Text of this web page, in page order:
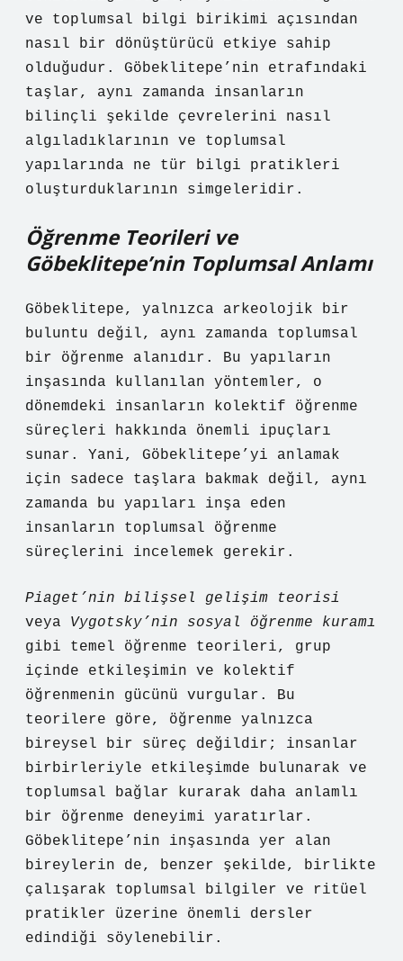
ve toplumsal bilgi birikimi açısından
nasıl bir dönüştürücü etkiye sahip
olduğudur. Göbeklitepe’nin etrafındaki
taşlar, aynı zamanda insanların
bilinçli şekilde çevrelerini nasıl
algıladıklarının ve toplumsal
yapılarında ne tür bilgi pratikleri
oluşturduklarının simgeleridir.
Öğrenme Teorileri ve
Göbeklitepe’nin Toplumsal Anlamı
Göbeklitepe, yalnızca arkeolojik bir
buluntu değil, aynı zamanda toplumsal
bir öğrenme alanıdır. Bu yapıların
inşasında kullanılan yöntemler, o
dönemdeki insanların kolektif öğrenme
süreçleri hakkında önemli ipuçları
sunar. Yani, Göbeklitepe’yi anlamak
için sadece taşlara bakmak değil, aynı
zamanda bu yapıları inşa eden
insanların toplumsal öğrenme
süreçlerini incelemek gerekir.
Piaget’nin bilişsel gelişim teorisi
veya Vygotsky’nin sosyal öğrenme kuramı
gibi temel öğrenme teorileri, grup
içinde etkileşimin ve kolektif
öğrenmenin gücünü vurgular. Bu
teorilere göre, öğrenme yalnızca
bireysel bir süreç değildir; insanlar
birbirleriyle etkileşimde bulunarak ve
toplumsal bağlar kurarak daha anlamlı
bir öğrenme deneyimi yaratırlar.
Göbeklitepe’nin inşasında yer alan
bireylerin de, benzer şekilde, birlikte
çalışarak toplumsal bilgiler ve ritüel
pratikler üzerine önemli dersler
edindiği söylenebilir.